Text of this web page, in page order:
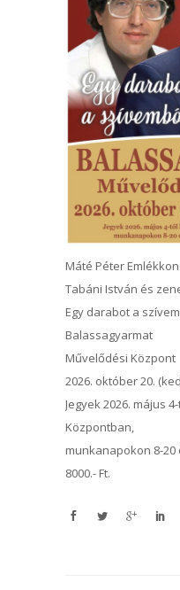
Máté Péter
Tabáni István és
Egy darabot a
Balassagyarmat
Művelődési Központ
2026. október 20.
Jegyek 2026. május
Központban,
munkanapokon 8-
8000.- Ft.